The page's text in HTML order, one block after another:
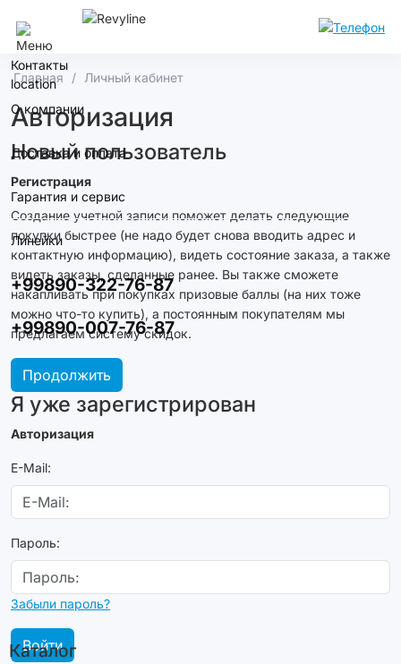
Ташкент
Контакты
О компании
Доставка и оплата
Гарантия и сервис
Линейки
+99890-322-76-87
+99890-007-76-87
Каталог
Главная Личный кабинет
Авторизация
Новый пользователь
Регистрация
Создание учетной записи поможет делать следующие
покупки быстрее (не надо будет снова вводить адрес и
контактную информацию), видеть состояние заказа, а также
видеть заказы, сделанные ранее. Вы также сможете
накапливать при покупках призовые баллы (на них тоже
можно что-то купить), а постоянным покупателям мы
предлагаем систему скидок.
Продолжить
Я уже зарегистрирован
Авторизация
E-Mail:
Пароль:
Забыли пароль?
Войти